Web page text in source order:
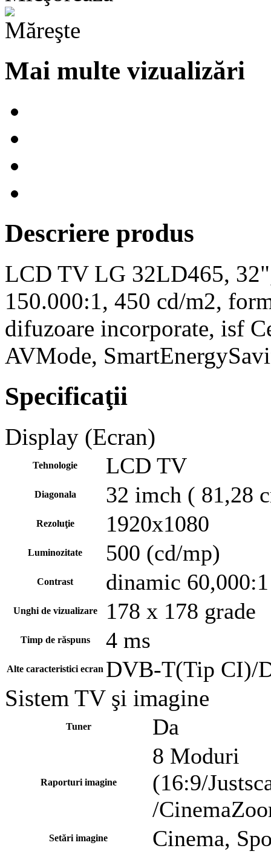
Mai multe vizualizări
Descriere produs
LCD TV LG 32LD465,
150.000:1, 450 cd/m2,
difuzoare incorporate, isf
AVMode,
Specificaţii
Display (Ecran)
Tehnologie LCD TV
Diagonala 32 imch ( 81,28
Rezoluţie 1920x1080
Luminozitate 500 (cd/mp)
Contrast dinamic 60,000:1
Unghi de vizualizare 178 x 178 grade
Timp de răspuns 4 ms
Alte caracteristici ecran DVB-T(Tip CI)/
Sistem TV şi imagine
Tuner Da
Raporturi imagine
8 Moduri
(16:9/
/
Setări imagine Cinema,